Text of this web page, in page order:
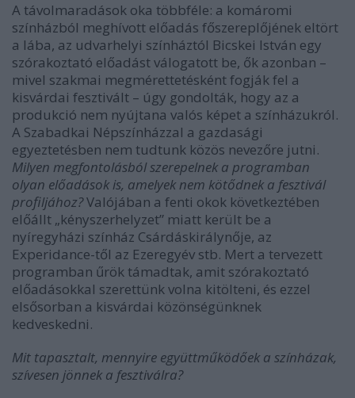
A távolmaradások oka többféle: a komáromi
színházból meghívott előadás főszereplőjének eltört
a lába, az udvarhelyi színháztól Bicskei István egy
szórakoztató előadást válogatott be, ők azonban –
mivel szakmai megmérettetésként fogják fel a
kisvárdai fesztivált – úgy gondolták, hogy az a
produkció nem nyújtana valós képet a színházukról.
A Szabadkai Népszínházzal a gazdasági
egyeztetésben nem tudtunk közös nevezőre jutni.
Milyen megfontolásból szerepelnek a programban
olyan előadások is, amelyek nem kötődnek a fesztivál
profiljához?Valójában a fenti okok következtében
előállt „kényszerhelyzet” miatt került be a
nyíregyházi színház Csárdáskirálynője, az
Experidance-től az Ezeregyév stb. Mert a tervezett
programban űrök támadtak, amit szórakoztató
előadásokkal szerettünk volna kitölteni, és ezzel
elsősorban a kisvárdai közönségünknek
kedveskedni.
Mit tapasztalt, mennyire együttműködőek a színházak,
szívesen jönnek a fesztiválra?